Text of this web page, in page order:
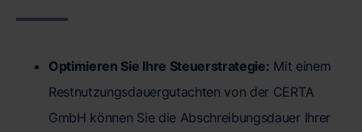
Optimieren Sie Ihre Steuerstrategie: Mit einem
Restnutzungsdauergutachten von der CERTA
GmbH können Sie die Abschreibungsdauer Ihrer